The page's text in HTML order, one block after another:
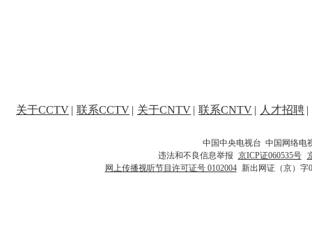
关于CCTV | 联系CCTV | 关于CNTV | 联系CNTV | 人才招聘 |
中国中央电视台 中国网络电
违法和不良信息举报 京ICP证060535号
网上传播视听节目许可证号 0102004 新出网证（京）